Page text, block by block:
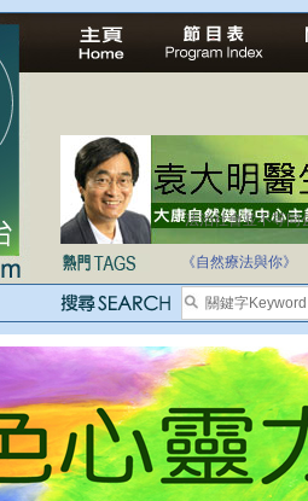
自家教育合法化-
《自然療法與你》